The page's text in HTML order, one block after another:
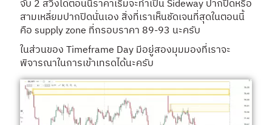
จับ 2 สวิงได้ตอนนี้ราคาเริ่มจะทำเป็น Sideway ปากปิดหรือ
สามเหลี่ยมปากปิดนั่นเอง สิ่งที่เราเห็นชัดเจนที่สุดในตอนนี้
คือ supply zone ที่กรอบราคา 89-93 นะครับ
ในส่วนของ Timeframe Day มีอยู่สองมุมมองที่เราจะ
พิจารณาในการเข้าเทรดได้นะครับ